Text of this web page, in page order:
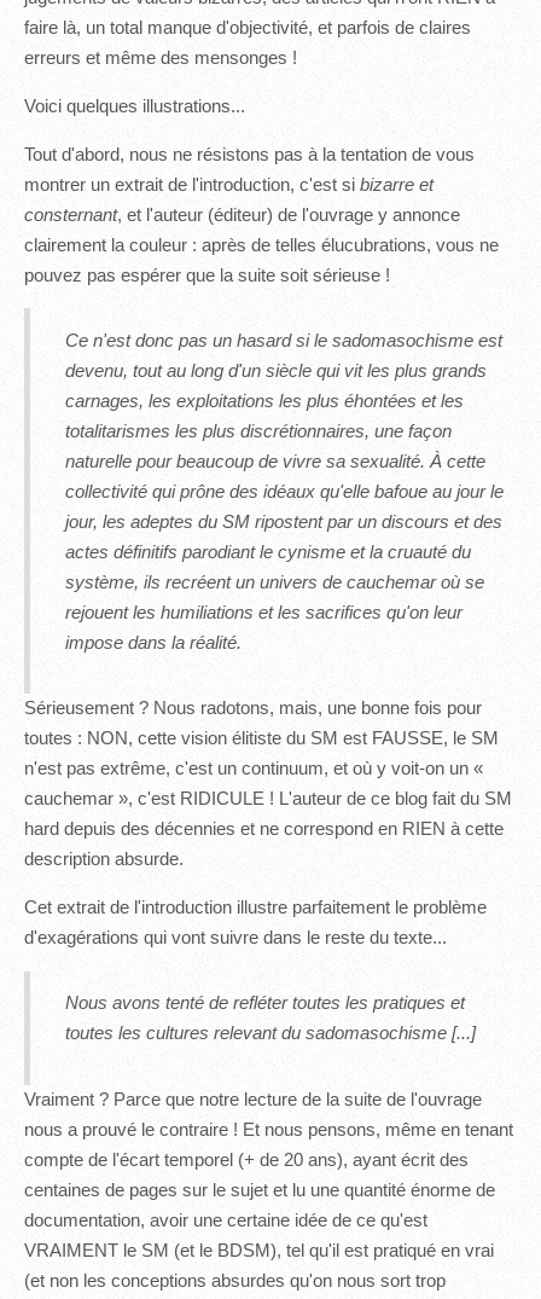
faire là, un total manque d'objectivité, et parfois de claires
erreurs et même des mensonges !
Voici quelques illustrations...
Tout d'abord, nous ne résistons pas à la tentation de vous
montrer un extrait de l'introduction, c'est si bizarre et
consternant, et l'auteur (éditeur) de l'ouvrage y annonce
clairement la couleur : après de telles élucubrations, vous ne
pouvez pas espérer que la suite soit sérieuse !
Ce n'est donc pas un hasard si le sadomasochisme est
devenu, tout au long d'un siècle qui vit les plus grands
carnages, les exploitations les plus éhontées et les
totalitarismes les plus discrétionnaires, une façon
naturelle pour beaucoup de vivre sa sexualité. À cette
collectivité qui prône des idéaux qu'elle bafoue au jour le
jour, les adeptes du SM ripostent par un discours et des
actes définitifs parodiant le cynisme et la cruauté du
système, ils recréent un univers de cauchemar où se
rejouent les humiliations et les sacrifices qu'on leur
impose dans la réalité.
Sérieusement ? Nous radotons, mais, une bonne fois pour
toutes : NON, cette vision élitiste du SM est FAUSSE, le SM
n'est pas extrême, c'est un continuum, et où y voit-on un «
cauchemar », c'est RIDICULE ! L'auteur de ce blog fait du SM
hard depuis des décennies et ne correspond en RIEN à cette
description absurde.
Cet extrait de l'introduction illustre parfaitement le problème
d'exagérations qui vont suivre dans le reste du texte...
Nous avons tenté de refléter toutes les pratiques et
toutes les cultures relevant du sadomasochisme [...]
Vraiment ? Parce que notre lecture de la suite de l'ouvrage
nous a prouvé le contraire ! Et nous pensons, même en tenant
compte de l'écart temporel (+ de 20 ans), ayant écrit des
centaines de pages sur le sujet et lu une quantité énorme de
documentation, avoir une certaine idée de ce qu'est
VRAIMENT le SM (et le BDSM), tel qu'il est pratiqué en vrai
(et non les conceptions absurdes qu'on nous sort trop